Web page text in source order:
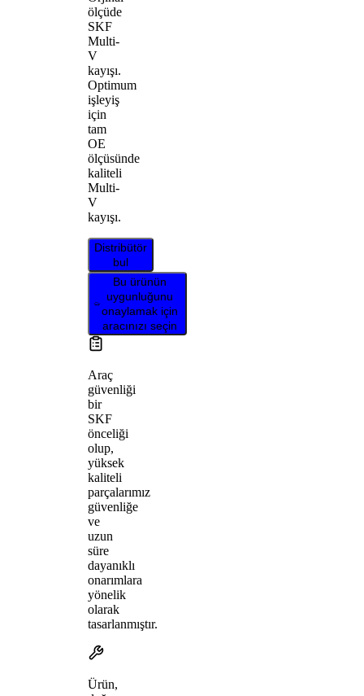
ölçüde
SKF
Multi-
V
kayışı.
Optimum
işleyiş
için
tam
OE
ölçüsünde
kaliteli
Multi-
V
kayışı.
Distribütör
bul
Bu ürünün
uygunluğunu
onaylamak için
aracınızı seçin
Araç
güvenliği
bir
SKF
önceliği
olup,
yüksek
kaliteli
parçalarımız
güvenliğe
ve
uzun
süre
dayanıklı
onarımlara
yönelik
olarak
tasarlanmıştır.
Ürün,